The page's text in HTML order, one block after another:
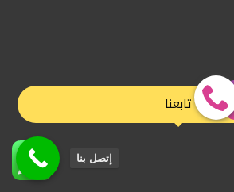
تابعنا
إتصل بنا